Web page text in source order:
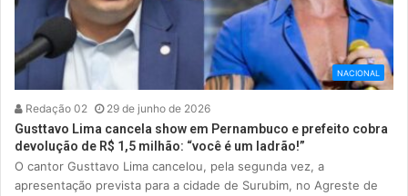
NACIONAL
Redação 02 29 de junho de 2026
Gusttavo Lima cancela show em Pernambuco e prefeito cobra
devolução de R$ 1,5 milhão: “você é um ladrão!”
O cantor Gusttavo Lima cancelou, pela segunda vez, a
apresentação prevista para a cidade de Surubim, no Agreste de